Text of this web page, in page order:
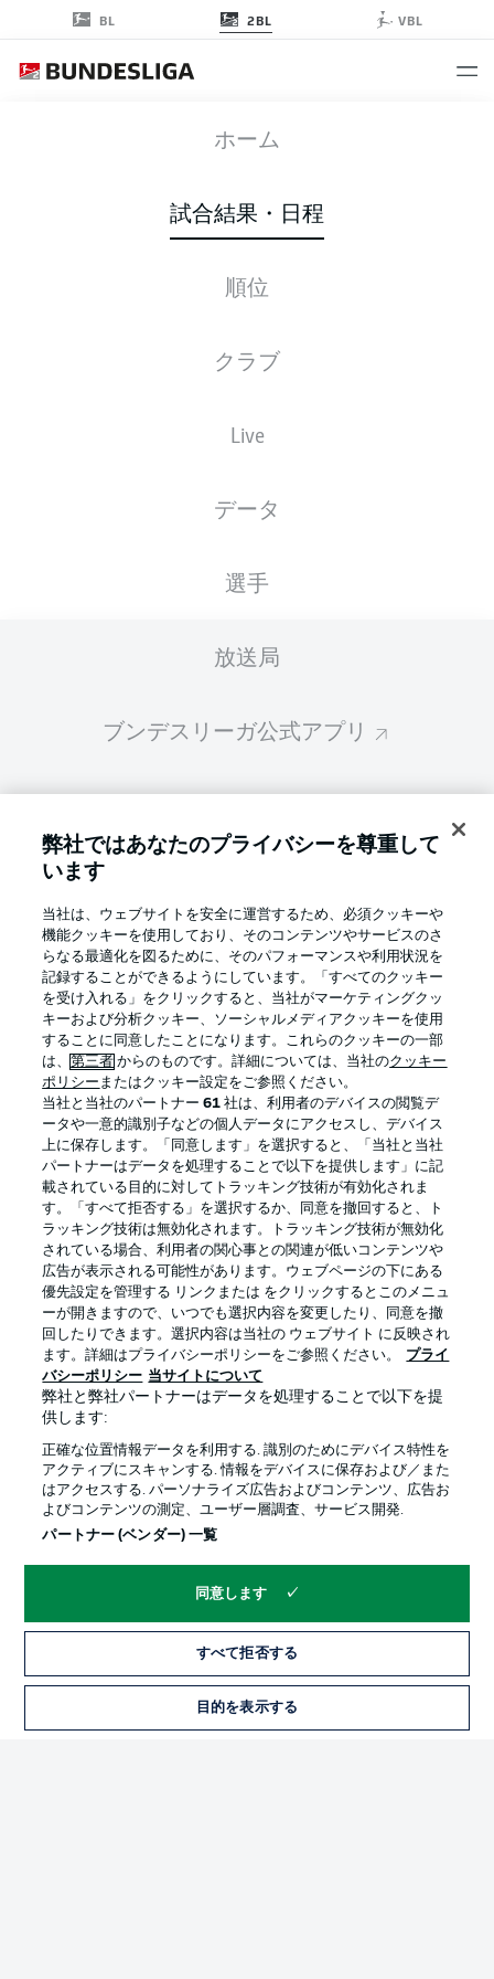
BL 2BL VBL
ホーム
試合結果・日程
順位
クラブ
Live
データ
選手
放送局
ブンデスリーガ公式アプリ
ファンタジー・マネジャー
言語をお選びください
日本語 Display Mode
ログイン
DSC FCK
スターティングメンバー
スターティングメンバーは試合開始の 60分前
Football as it's meant to be
BUNDESLIGA APP
Official Partners
プライバシー・ポリシー 優先設定を管理する
弊社ではあなたのプライバシーを尊重して
います
当社は、ウェブサイトを安全に運営するため、必須クッキーや
機能クッキーを使用しており、そのコンテンツやサービスのさ
らなる最適化を図るために、そのパフォーマンスや利用状況を
記録することができるようにしています。「すべてのクッキー
を受け入れる」をクリックすると、当社がマーケティングクッ
キーおよび分析クッキー、ソーシャルメディアクッキーを使用
することに同意したことになります。これらのクッキーの一部
は、第三者 からのものです。詳細については、当社のクッキー
ポリシー またはクッキー設定をご参照ください。
当社と当社のパートナー61 社は、利用者のデバイスの閲覧デ
ータや一意的識別子などの個人データにアクセスし、デバイス
上に保存します。「同意します」を選択すると、「当社と当社
パートナーはデータを処理することで以下を提供します」に記
載されている目的に対してトラッキング技術が有効化されま
す。「すべて拒否する」を選択するか、同意を撤回すると、ト
ラッキング技術は無効化されます。トラッキング技術が無効化
されている場合、利用者の関心事との関連が低いコンテンツや
広告が表示される可能性があります。ウェブページの下にある
優先設定を管理する リンクまたは をクリックするとこのメニュ
ーが開きますので、いつでも選択内容を変更したり、同意を撤
回したりできます。選択内容は当社の ウェブサイト に反映され
ます。詳細はプライバシーポリシーをご参照ください。
プライ
バシーポリシー 当サイトについて
弊社と弊社パートナーはデータを処理することで以下を提
供します:
正確な位置情報データを利用する. 識別のためにデバイス特性を
アクティブにスキャンする. 情報をデバイスに保存および／また
はアクセスする. パーソナライズ広告およびコンテンツ、広告お
よびコンテンツの測定、ユーザー層調査、サービス開発.
パートナー (ベンダー) 一覧
同意します
すべて拒否する
目的を表示する